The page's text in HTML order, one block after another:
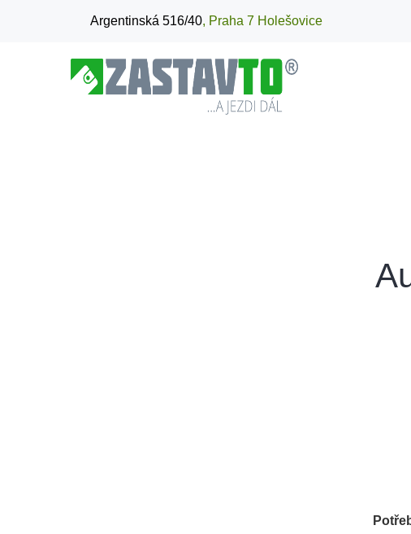
Argentinská 516/40, Praha 7 Holešovice